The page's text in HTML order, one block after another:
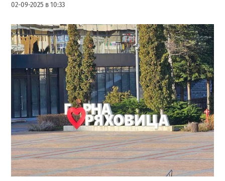
02-09-2025 в 10:33